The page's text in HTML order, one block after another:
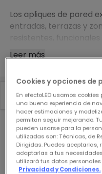
Los apliques de pared
entradas, terrazas y
resistentes,
la intemperie.
Leer más
Filtrar
Nuestros productos
Exterior
Cookies y opciones de
En efectoLED usamos
una buena experiencia de
hacer estimaciones y
permitan seguir mejorando.
pueden usarse para la
utilizadas son: Técnicas, de
Dirigidas. Puedes
adaptarlas a tus
utilizará tus datos
Privacidad y Condiciones.